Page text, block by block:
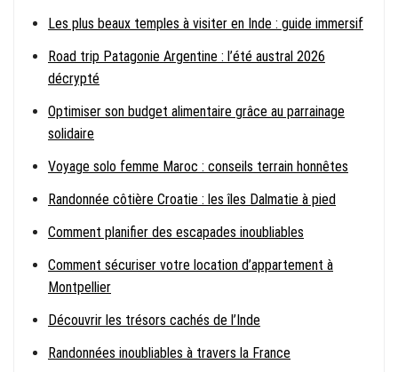
Les plus beaux temples à visiter en Inde : guide immersif
Road trip Patagonie Argentine : l’été austral 2026
décrypté
Optimiser son budget alimentaire grâce au parrainage
solidaire
Voyage solo femme Maroc : conseils terrain honnêtes
Randonnée côtière Croatie : les îles Dalmatie à pied
Comment planifier des escapades inoubliables
Comment sécuriser votre location d’appartement à
Montpellier
Découvrir les trésors cachés de l’Inde
Randonnées inoubliables à travers la France